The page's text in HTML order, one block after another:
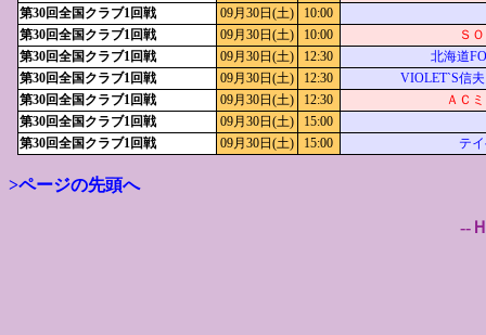
第30回全国クラブ1回戦
09月30日(土)
10:00
第30回全国クラブ1回戦
09月30日(土) 10:00
Ｓ
第30回全国クラブ1回戦
09月30日(土) 12:30
北海道
第30回全国クラブ1回戦
09月30日(土) 12:30
VIOLET`S信
第30回全国クラブ1回戦
09月30日(土) 12:30
ＡＣ
第30回全国クラブ1回戦
09月30日(土)
15:00
第30回全国クラブ1回戦
09月30日(土) 15:00 テ
>ページの先頭へ
--